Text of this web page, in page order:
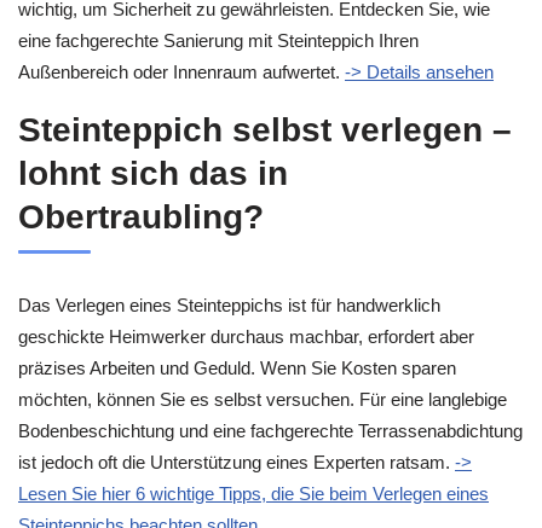
wichtig, um Sicherheit zu gewährleisten. Entdecken Sie, wie
eine fachgerechte Sanierung mit Steinteppich Ihren
Außenbereich oder Innenraum aufwertet. -> Details ansehen
Steinteppich selbst verlegen –
lohnt sich das in
Obertraubling?
Das Verlegen eines Steinteppichs ist für handwerklich
geschickte Heimwerker durchaus machbar, erfordert aber
präzises Arbeiten und Geduld. Wenn Sie Kosten sparen
möchten, können Sie es selbst versuchen. Für eine langlebige
Bodenbeschichtung und eine fachgerechte Terrassenabdichtung
ist jedoch oft die Unterstützung eines Experten ratsam. ->
Lesen Sie hier 6 wichtige Tipps, die Sie beim Verlegen eines